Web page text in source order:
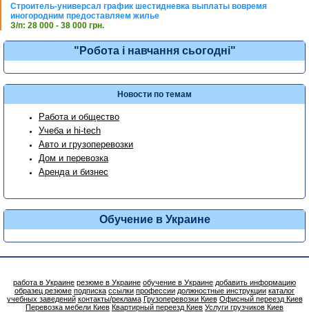
Строитель-универсал график шестидневка выплаты вовремя
иногородним предоставляем жилье
З/п: 28 000 - 38 000 грн.
"Робота і навчання сьогодні"
Новости по темам
Работа и общество
Учеба и hi-tech
Авто и грузоперевозки
Дом и перевозка
Аренда и бизнес
Обучение в Украине
работа в Украине резюме в Украине обучение в Украине добавить информацию
образец резюме подписка ссылки профессии должностные инструкции каталог
учебных заведений контакты/реклама Грузоперевозки Киев Офисный переезд Киев
Перевозка мебели Киев Квартирный переезд Киев Услуги грузчиков Киев